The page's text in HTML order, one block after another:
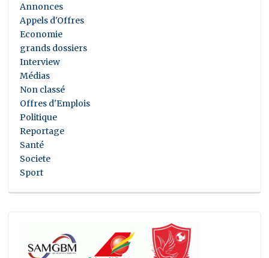
Annonces
Appels d'Offres
Economie
grands dossiers
Interview
Médias
Non classé
Offres d'Emplois
Politique
Reportage
Santé
Societe
Sport